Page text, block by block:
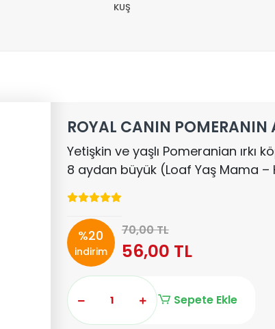
KUŞ
ROYAL CANIN POMERANIN
Yetişkin ve yaşlı Pomeranian ırkı
8 aydan büyük (Loaf Yaş Mama –
%20
indirim
70,00 TL
56,00 TL
Sepete Ekle